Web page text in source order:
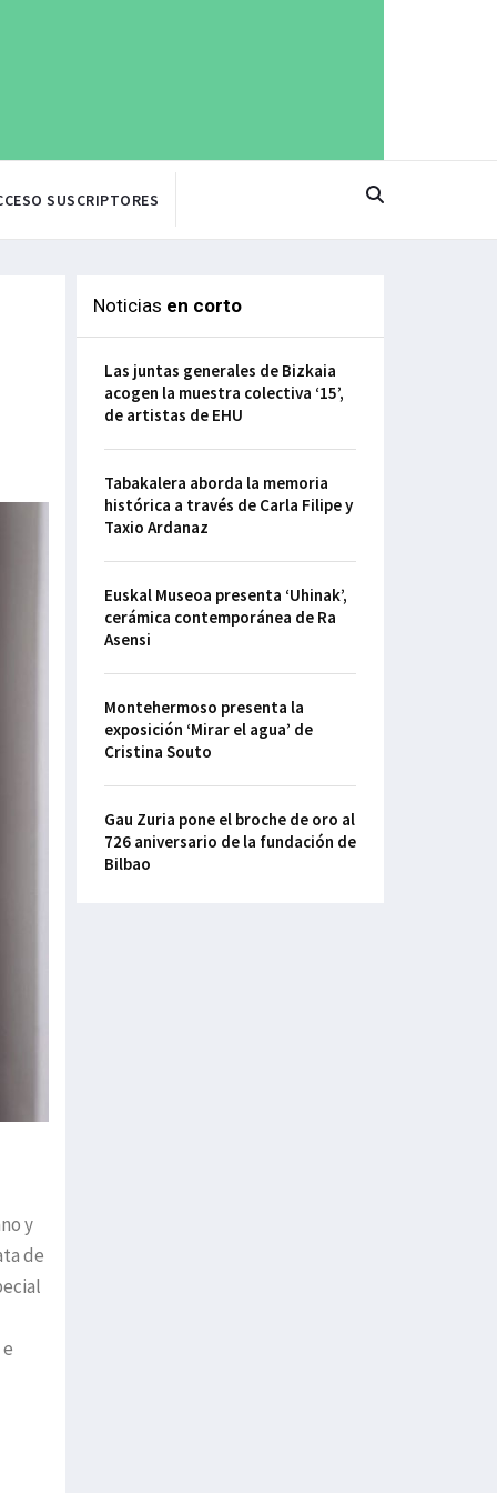
SUSCRIPTORES
y
de
Noticias en corto
Las juntas generales de Bizkaia
acogen la muestra colectiva ‘15’,
de artistas de EHU
Tabakalera aborda la memoria
histórica a través de Carla Filipe y
Taxio Ardanaz
Euskal Museoa presenta ‘Uhinak’,
cerámica contemporánea de Ra
Asensi
Montehermoso presenta la
exposición ‘Mirar el agua’ de
Cristina Souto
Gau Zuria pone el broche de oro al
726 aniversario de la fundación de
Bilbao